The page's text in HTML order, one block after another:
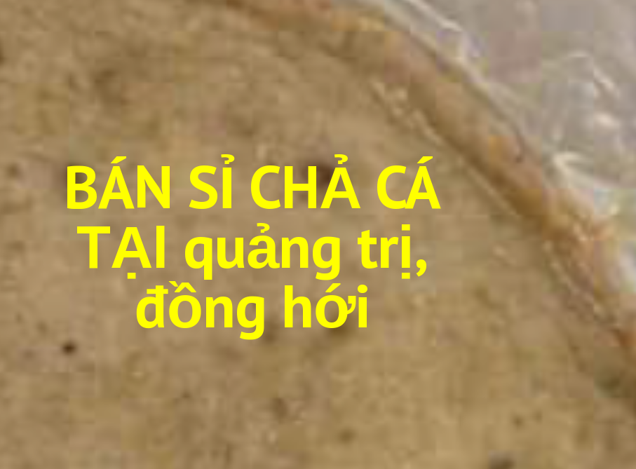
BÁN SỈ CHẢ CÁ
TẠI quảng trị,
đồng hới